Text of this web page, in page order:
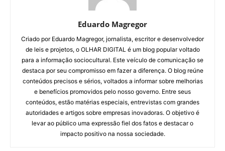
Eduardo Magregor
Criado por Eduardo Magregor, jornalista, escritor e desenvolvedor
de leis e projetos, o OLHAR DIGITAL é um blog popular voltado
para a informação sociocultural. Este veículo de comunicação se
destaca por seu compromisso em fazer a diferença. O blog reúne
conteúdos precisos e sérios, voltados a informar sobre melhorias
e benefícios promovidos pelo nosso governo. Entre seus
conteúdos, estão matérias especiais, entrevistas com grandes
autoridades e artigos sobre empresas inovadoras. O objetivo é
levar ao público uma expressão fiel dos fatos e destacar o
impacto positivo na nossa sociedade.